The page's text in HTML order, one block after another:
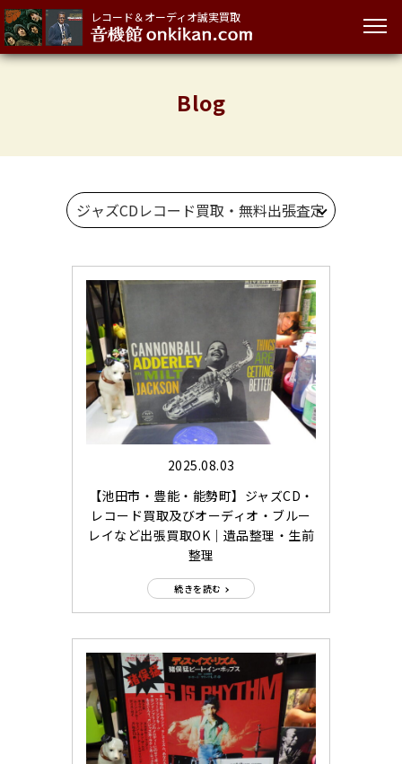
レコード＆オーディオ誠実買取
Blog
2025.08.03
【池田市・豊能・能勢町】ジャズCD・
レコード買取及びオーディオ・ブルー
レイなど出張買取OK｜遺品整理・生前
整理
続きを読む